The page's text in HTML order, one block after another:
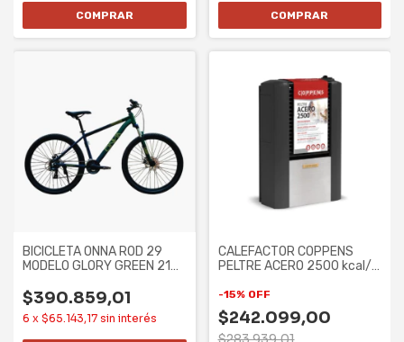
BICICLETA ONNA ROD 29
MODELO GLORY GREEN 21
$390.859,01
6 x $65.143,17 sin interés
CALEFACTOR COPPENS
PELTRE ACERO 2500 kcal/h
-15% OFF
$242.099,00